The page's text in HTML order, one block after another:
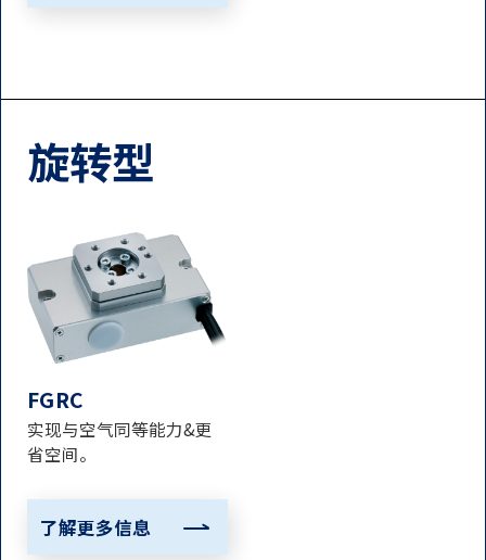
旋转型
FGRC
实现与空气同等能力&更
省空间。
了解更多信息